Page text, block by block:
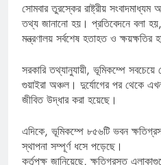
সোমবার তুরস্কের রাষ্ট্রীয়
তথ্য জানানো হয়। প্রতিবেদনে বলা
মন্ত্রণালয় সর্বশেষ হতাহত ও
সরকারি তথ্যানুযায়ী, ভূমিকম্পে সবচেয়ে
গুয়াইরা অঞ্চল। দুর্যোগের পর থেকে
জীবিত উদ্ধার করা হয়েছে।
এদিকে, ভূমিকম্পে ৮৫৬টি ভবন
স্থাপনা সম্পূর্ণ ধসে পড়েছে।
কর্তৃপক্ষ জানিয়েছে, ক্ষতিগ্রস্ত